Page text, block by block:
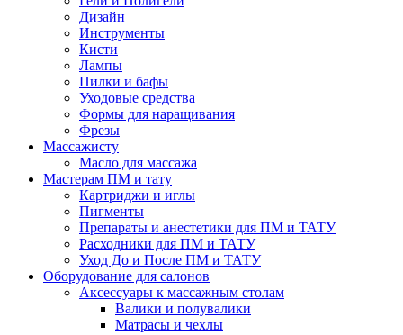
Дизайн
Инструменты
Кисти
Лампы
Пилки и бафы
Уходовые средства
Формы для наращивания
Фрезы
Массажисту
Масло для массажа
Мастерам ПМ и тату
Картриджи и иглы
Пигменты
Препараты и анестетики для ПМ и ТАТУ
Расходники для ПМ и ТАТУ
Уход До и После ПМ и ТАТУ
Оборудование для салонов
Аксессуары к массажным столам
Валики и полувалики
Матрасы и чехлы